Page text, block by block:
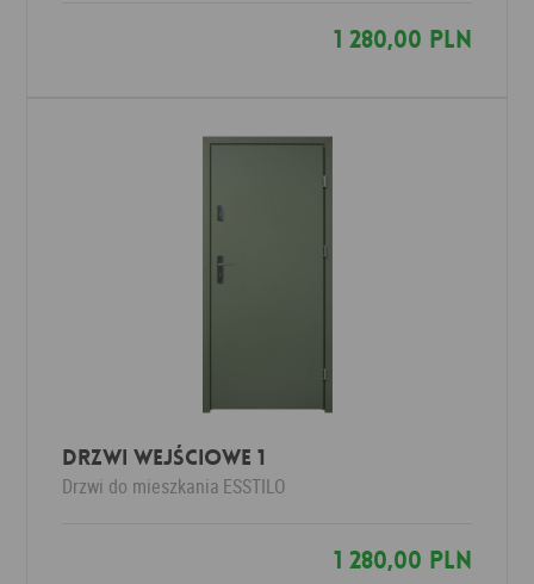
1 280,00 PLN
Drzwi wejściowe 1
Drzwi do mieszkania ESSTILO
1 280,00 PLN